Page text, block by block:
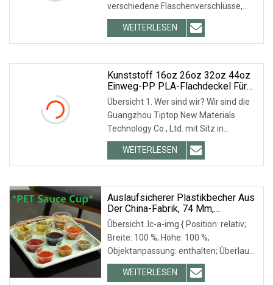
verschiedene Flaschenverschlüsse,
Kunststoffverschlüsse,
Metallschraubverschlüsse,
Edelstahldeckel,
Aluminiumverschlüsse, Glaskerzen
WEITERLESEN
Kunststoff 16oz 26oz 32oz 44oz
Einweg-PP PLA-Flachdeckel Für
Pappbecher
Übersicht 1. Wer sind wir? Wir sind die
Guangzhou Tiptop New Materials
Technology Co., Ltd. mit Sitz in
Guangzhou, China. Wir haben unsere
Geschäftstätigkeit im Jahr 2016
aufgenommen. Unsere Produkte
verkauft,
WEITERLESEN
Auslaufsicherer Plastikbecher Aus
Der China-Fabrik, 74 Mm,
Kuppeldeckel Für
Getränkeverpackungen
Übersicht .lc-a-img { Position: relativ;
Breite: 100 %; Höhe: 100 %;
Objektanpassung: enthalten; Überlauf:
ausgeblendet;}.lc-a-img .img-content {
Position: absolut; oben: 0; links: 0;
WEITERLESEN